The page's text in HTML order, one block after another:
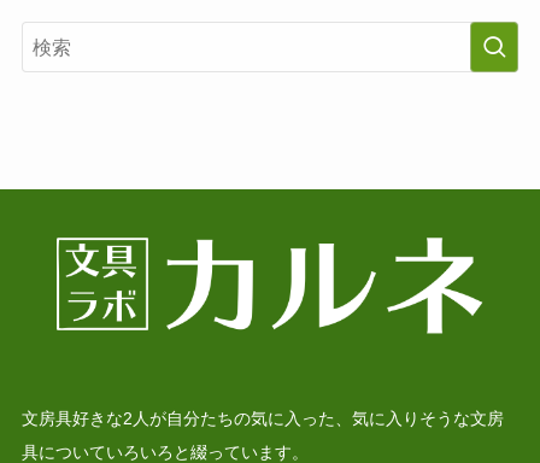
文房具好きな2人が自分たちの気に入った、気に入りそうな文房
具についていろいろと綴っています。